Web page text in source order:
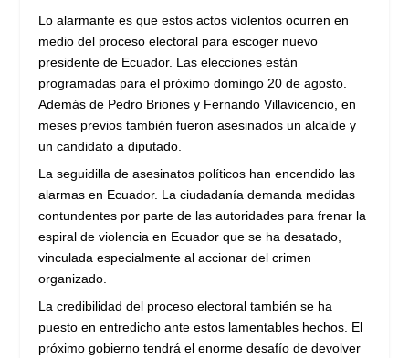
Lo alarmante es que estos actos violentos ocurren en
medio del proceso electoral para escoger nuevo
presidente de Ecuador. Las elecciones están
programadas para el próximo domingo 20 de agosto.
Además de Pedro Briones y Fernando Villavicencio, en
meses previos también fueron asesinados un alcalde y
un candidato a diputado.
La seguidilla de asesinatos políticos han encendido las
alarmas en Ecuador. La ciudadanía demanda medidas
contundentes por parte de las autoridades para frenar la
espiral de violencia en Ecuador que se ha desatado,
vinculada especialmente al accionar del crimen
organizado.
La credibilidad del proceso electoral también se ha
puesto en entredicho ante estos lamentables hechos. El
próximo gobierno tendrá el enorme desafío de devolver